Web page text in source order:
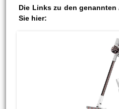
Die Links zu den
Sie hier: